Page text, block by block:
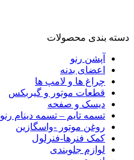
دسته‌ بندی محصولات
آپشن رنو
اعضای بدنه
چراغ ها و لامپ ها
قطعات موتور و گیربکس
دیسک و صفحه
تسمه تایم – تسمه دینام رنو
روغن موتور -واسگازین
کمک فنرها-فنرلول
لوازم جلوبندی